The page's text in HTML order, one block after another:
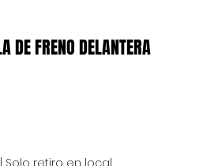
DE FRENO DELANTERA